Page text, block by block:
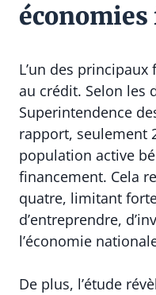
L’un des principaux
au crédit. Selon les
Superintendence
rapport, seulement
population active
financement. Cela
quatre, limitant
d’entreprendre,
l’économie
De plus, l’étude